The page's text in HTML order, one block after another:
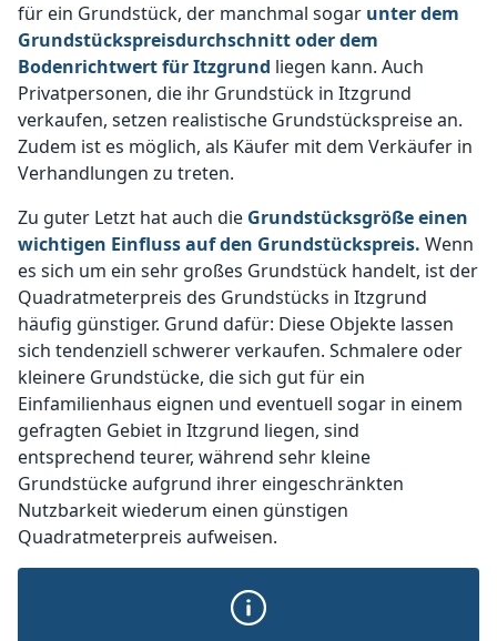
für ein Grundstück, der manchmal sogar unter dem
Grundstückspreisdurchschnitt oder dem
Bodenrichtwert für Itzgrund liegen kann. Auch
Privatpersonen, die ihr Grundstück in Itzgrund
verkaufen, setzen realistische Grundstückspreise an.
Zudem ist es möglich, als Käufer mit dem Verkäufer in
Verhandlungen zu treten.
Zu guter Letzt hat auch die Grundstücksgröße einen
wichtigen Einfluss auf den Grundstückspreis. Wenn
es sich um ein sehr großes Grundstück handelt, ist der
Quadratmeterpreis des Grundstücks in Itzgrund
häufig günstiger. Grund dafür: Diese Objekte lassen
sich tendenziell schwerer verkaufen. Schmalere oder
kleinere Grundstücke, die sich gut für ein
Einfamilienhaus eignen und eventuell sogar in einem
gefragten Gebiet in Itzgrund liegen, sind
entsprechend teurer, während sehr kleine
Grundstücke aufgrund ihrer eingeschränkten
Nutzbarkeit wiederum einen günstigen
Quadratmeterpreis aufweisen.